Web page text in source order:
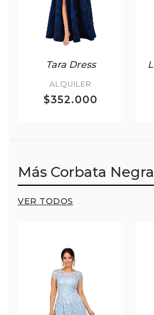
Tara Dress
ALQUILER
$352.000
Más Corbata Negra
VER TODOS